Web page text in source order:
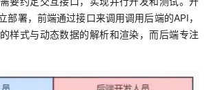
部署，前端通过接口来调用调用后端的API，
样式与动态数据的解析和渲染，而后端专注